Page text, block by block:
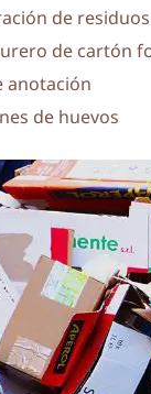
de residuos
de cartón
anotación
de huevos